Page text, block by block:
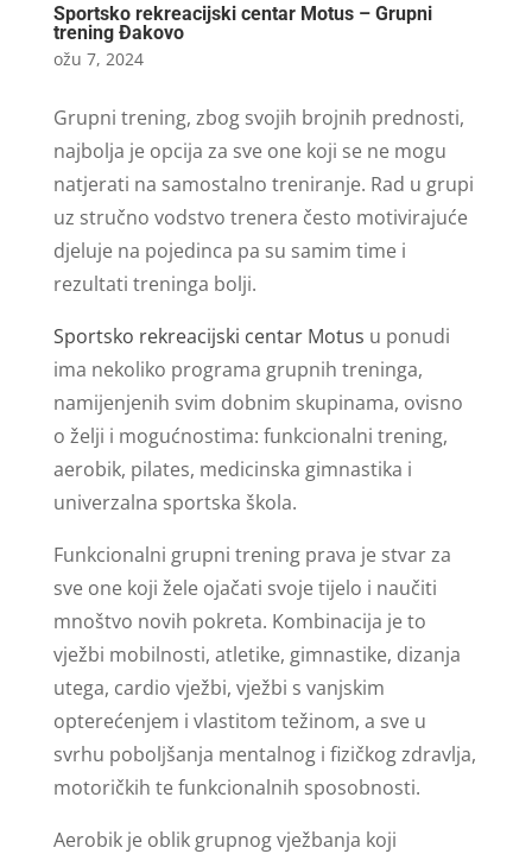
Sportsko rekreacijski centar Motus – Grupni
trening Đakovo
ožu 7, 2024
Grupni trening, zbog svojih brojnih prednosti,
najbolja je opcija za sve one koji se ne mogu
natjerati na samostalno treniranje. Rad u grupi
uz stručno vodstvo trenera često motivirajuće
djeluje na pojedinca pa su samim time i
rezultati treninga bolji.
Sportsko rekreacijski centar Motus u ponudi
ima nekoliko programa grupnih treninga,
namijenjenih svim dobnim skupinama, ovisno
o želji i mogućnostima: funkcionalni trening,
aerobik, pilates, medicinska gimnastika i
univerzalna sportska škola.
Funkcionalni grupni trening prava je stvar za
sve one koji žele ojačati svoje tijelo i naučiti
mnoštvo novih pokreta. Kombinacija je to
vježbi mobilnosti, atletike, gimnastike, dizanja
utega, cardio vježbi, vježbi s vanjskim
opterećenjem i vlastitom težinom, a sve u
svrhu poboljšanja mentalnog i fizičkog zdravlja,
motoričkih te funkcionalnih sposobnosti.
Aerobik je oblik grupnog vježbanja koji